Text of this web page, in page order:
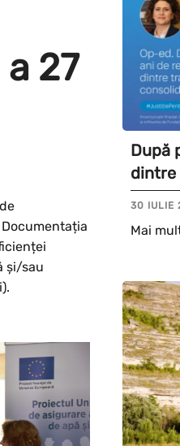
27
și/sau
După
dintre
30 IULIE
Mai